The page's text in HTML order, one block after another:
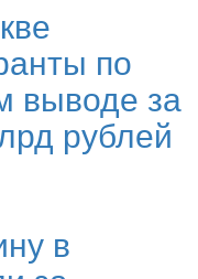
по
выводе за
рублей
в